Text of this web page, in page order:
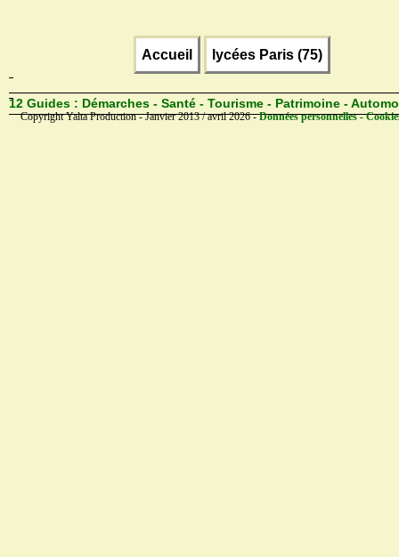
Accueil lycées Paris (75)
12 Guides : Démarches - Santé - Tourisme - Patrimoine -
Copyright Yalta Production - Janvier 2013 / avril 2026 -Données personnelles -